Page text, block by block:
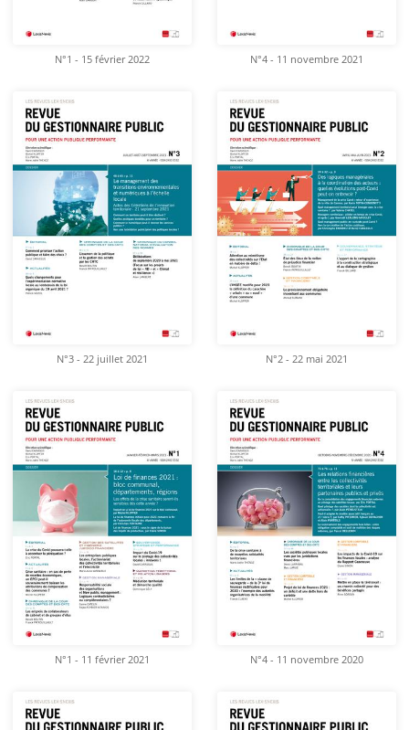
N°1 - 15 février 2022 N°4 - 11 novembre 2021
N°3 - 22 juillet 2021 N°2 - 22 mai 2021
N°1 - 11 février 2021 N°4 - 11 novembre 2020